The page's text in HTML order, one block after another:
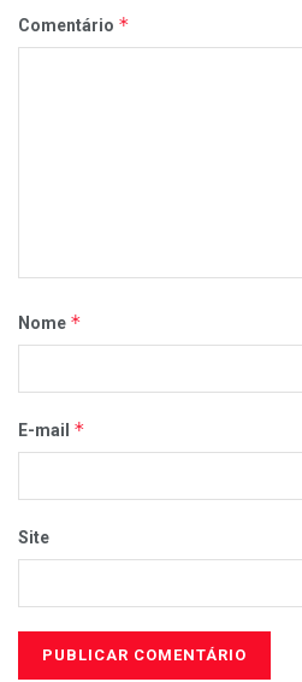
Comentário *
Nome *
E-mail *
Site